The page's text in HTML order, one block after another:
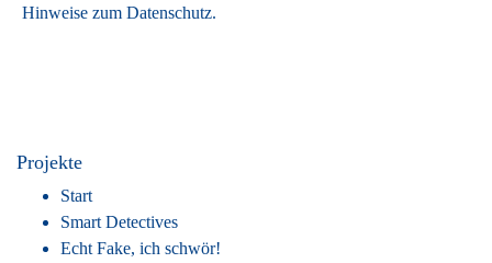
Hinweise zum Datenschutz.
Projekte
Start
Smart Detectives
Echt Fake, ich schwör!